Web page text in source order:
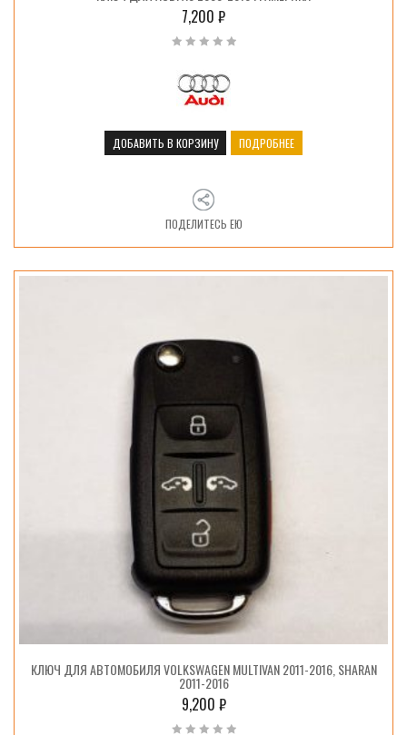
7,200 ₽
ДОБАВИТЬ В КОРЗИНУ ПОДРОБНЕЕ
ПОДЕЛИТЕСЬ ЕЮ
КЛЮЧ ДЛЯ АВТОМОБИЛЯ VOLKSWAGEN MULTIVAN 2011-2016, SHARAN
2011-2016
9,200 ₽